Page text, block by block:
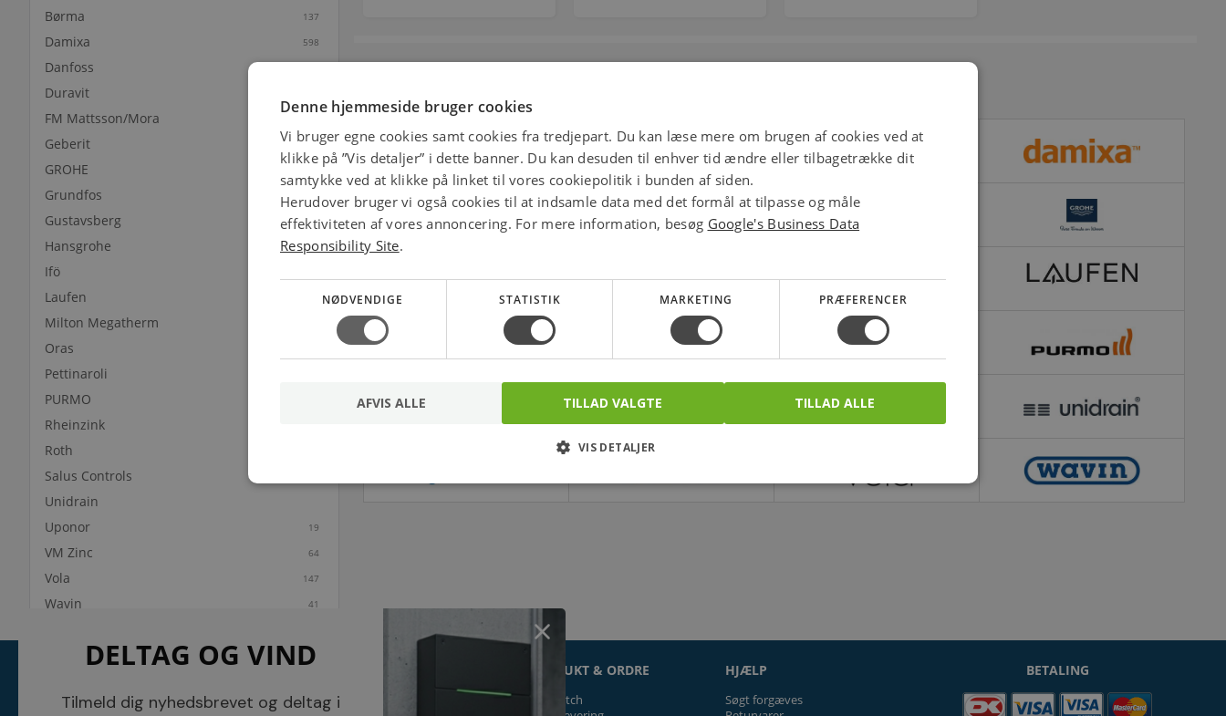
Børma 137
Damixa 598
Danfoss
Duravit
FM Mattsson/Mora
Geberit 1343
GROHE
Grundfos 1
Gustavsberg 48
Hansgrohe 1669
Ifö
Laufen
Milton Megatherm
Oras
Pettinaroli
PURMO
Rheinzink
Roth
Salus Controls
Unidrain
Uponor
19
VM Zinc 64
Vola 147
Wavin 41
KONTAKT
NETSALG EL & VVS APS
INFORMATION
Blog
PRODUKT & ORDRE
Prismatch
HJÆLP
Søgt forgæves
BETALING
DELTAG OG VIND
Tilmeld dig nyhedsbrevet og deltag i
Denne hjemmeside bruger cookies
Vi bruger egne cookies samt cookies fra tredjepart. Du kan læse mere om brugen af cookies ved at
klikke på ”Vis detaljer” i dette banner. Du kan desuden til enhver tid ændre eller tilbagetrække dit
samtykke ved at klikke på linket til vores cookiepolitik i bunden af siden.
Herudover bruger vi også cookies til at indsamle data med det formål at tilpasse og måle
effektiviteten af vores annoncering. For mere information, besøg Google's Business Data
Responsibility Site.
NØDVENDIGE STATISTIK MARKETING PRÆFERENCER
TILLAD VALGTE TILLAD ALLE
AFVIS ALLE
VIS DETALJER